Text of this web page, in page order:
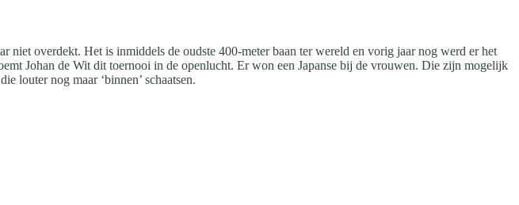
niet overdekt. Het is inmiddels de oudste 400-meter baan ter wereld en vorig jaar nog werd er het
Johan de Wit dit toernooi in de openlucht. Er won een Japanse bij de vrouwen. Die zijn mogelijk
louter nog maar ‘binnen’ schaatsen.